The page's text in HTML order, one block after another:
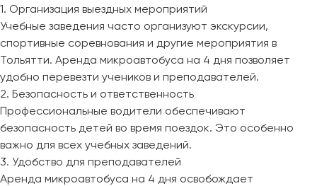
1. Организация выездных мероприятий
Учебные заведения часто организуют экскурсии,
спортивные соревнования и другие мероприятия в
Тольятти. Аренда микроавтобуса на 4 дня позволяет
удобно перевезти учеников и преподавателей.
2. Безопасность и ответственность
Профессиональные водители обеспечивают
безопасность детей во время поездок. Это особенно
важно для всех учебных заведений.
3. Удобство для преподавателей
Аренда микроавтобуса на 4 дня освобождает